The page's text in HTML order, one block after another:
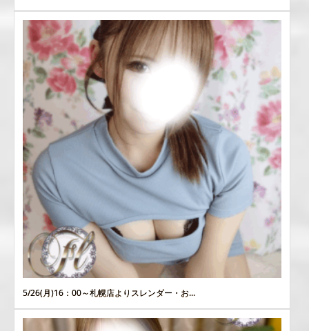
5/26(月)16：00～札幌店よりスレンダー・お...